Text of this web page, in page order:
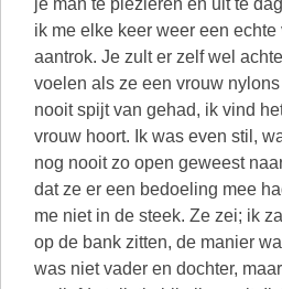
je man te plezieren en uit te
ik me elke keer weer een
aantrok. Je zult er zelf wel
voelen als ze een vrouw
nooit spijt van gehad, ik vind
vrouw hoort. Ik was even stil,
nog nooit zo open geweest
dat ze er een bedoeling mee
me niet in de steek. Ze zei; ik
op de bank zitten, de manier
was niet vader en dochter,